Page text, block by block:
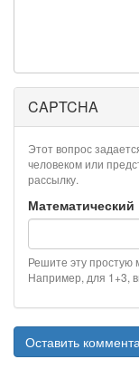
CAPTCHA
Этот вопрос
человеком или
рассылку.
Решите эту простую
Например, для 1+3,
Оставить